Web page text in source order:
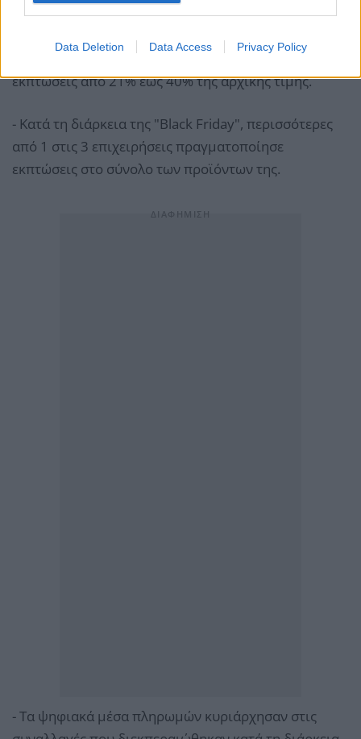
Data Deletion Data Access Privacy Policy
- Έξι στις δέκα επιχειρήσεις (59%) πραγματοποίησαν
εκπτώσεις από 21% έως 40% της αρχικής τιμής.
- Κατά τη διάρκεια της "Black Friday", περισσότερες
από 1 στις 3 επιχειρήσεις πραγματοποίησε
εκπτώσεις στο σύνολο των προϊόντων της.
- Τα ψηφιακά μέσα πληρωμών κυριάρχησαν στις